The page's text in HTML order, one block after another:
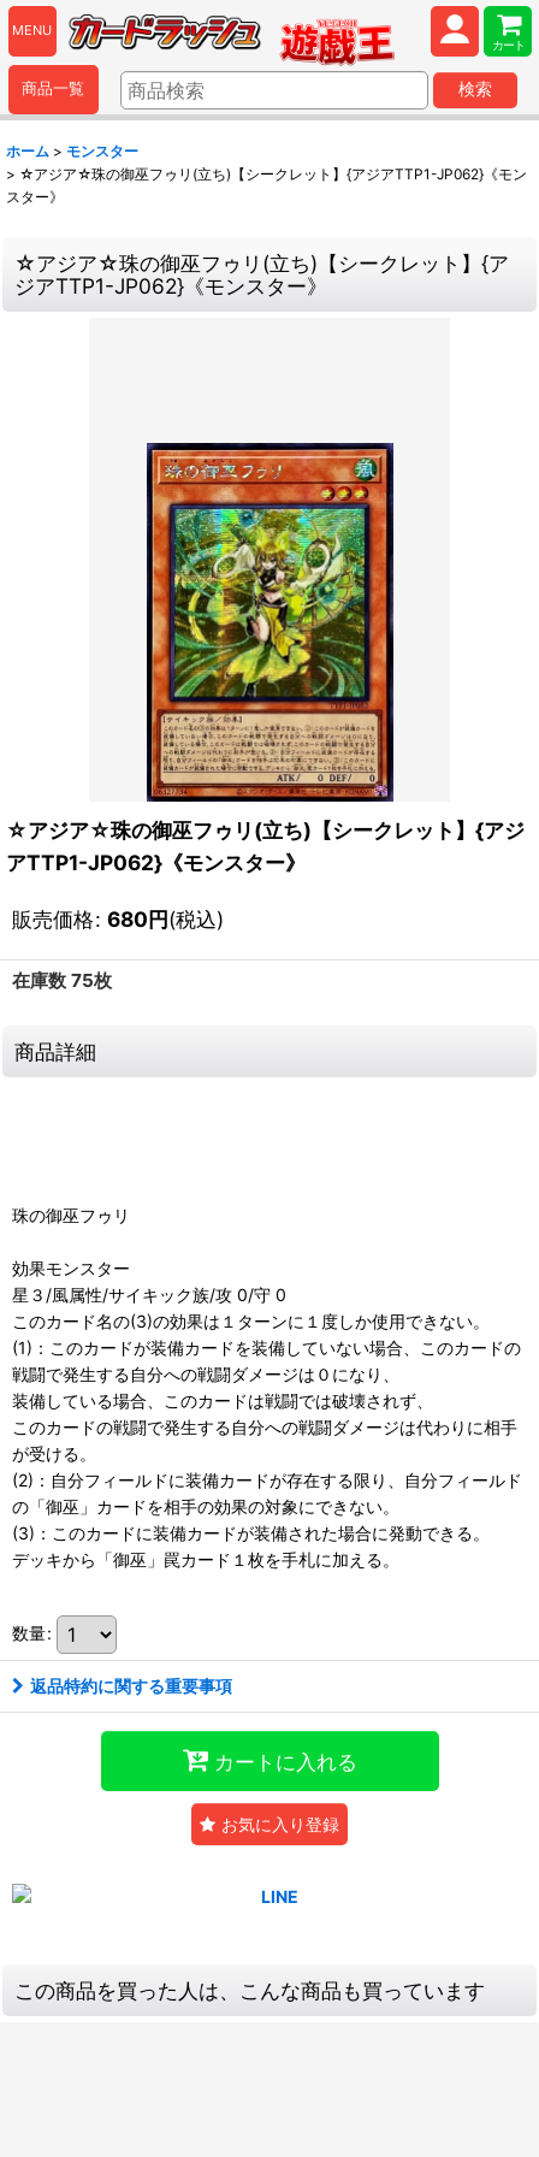
MENU
カート
商品一覧 検索
ホーム > モンスター
> ☆アジア☆珠の御巫フゥリ(立ち)【シークレット】{アジアTTP1-JP062}《モン
スター》
☆アジア☆珠の御巫フゥリ(立ち)【シークレット】{ア
ジアTTP1-JP062}《モンスター》
☆アジア☆珠の御巫フゥリ(立ち)【シークレット】{アジ
アTTP1-JP062}《モンスター》
販売価格: 680円(税込)
在庫数 75枚
商品詳細
珠の御巫フゥリ
効果モンスター
星３/風属性/サイキック族/攻 0/守 0
このカード名の(3)の効果は１ターンに１度しか使用できない。
(1)：このカードが装備カードを装備していない場合、このカードの
戦闘で発生する自分への戦闘ダメージは０になり、
装備している場合、このカードは戦闘では破壊されず、
このカードの戦闘で発生する自分への戦闘ダメージは代わりに相手
が受ける。
(2)：自分フィールドに装備カードが存在する限り、自分フィールド
の「御巫」カードを相手の効果の対象にできない。
(3)：このカードに装備カードが装備された場合に発動できる。
デッキから「御巫」罠カード１枚を手札に加える。
数量:
返品特約に関する重要事項
カートに入れる
お気に入り登録
この商品を買った人は、こんな商品も買っています